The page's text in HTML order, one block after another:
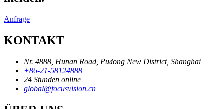
Anfrage
KONTAKT
Nr. 4888, Hunan Road, Pudong New District, Shanghai
+86-21-58124888
24 Stunden online
global@focusvision.cn